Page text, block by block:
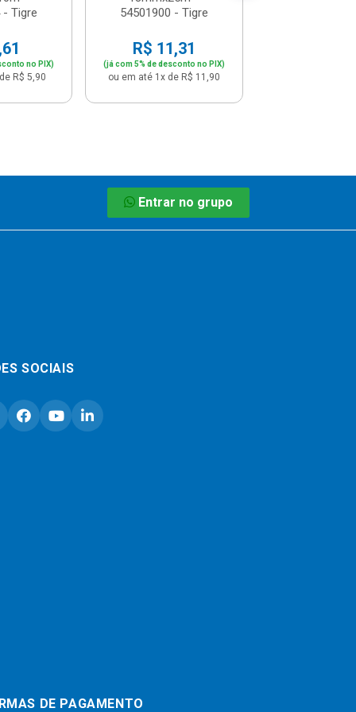
- Tigre
no PIX)
R$ 5,90
54501900 - Tigre
R$ 11,31
(já com 5% de desconto no PIX)
ou em até 1x de R$ 11,90
Entrar no grupo
SOCIAIS
DE PAGAMENTO